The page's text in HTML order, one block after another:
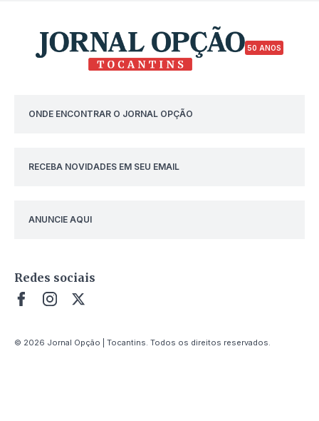
50 ANOS
ONDE ENCONTRAR O JORNAL OPÇÃO
RECEBA NOVIDADES EM SEU EMAIL
ANUNCIE AQUI
Redes sociais
© 2026 Jornal Opção | Tocantins. Todos os direitos reservados.